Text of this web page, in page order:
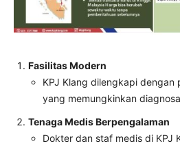
Fasilitas Modern
KPJ Klang dilengkapi dengan
yang memungkinkan
Tenaga Medis Berpengalaman
Dokter dan staf medis di KPJ